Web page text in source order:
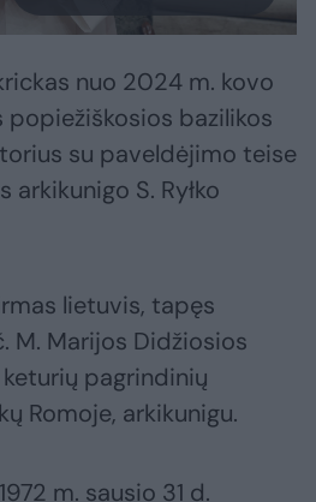
nuo 2024 m. kovo
bazilikos
su paveldėjimo teise
S. Ryłko
lietuvis, tapęs
M. Marijos Didžiosios
pagrindinių
Romoje, arkikunigu.
m. sausio 31 d.